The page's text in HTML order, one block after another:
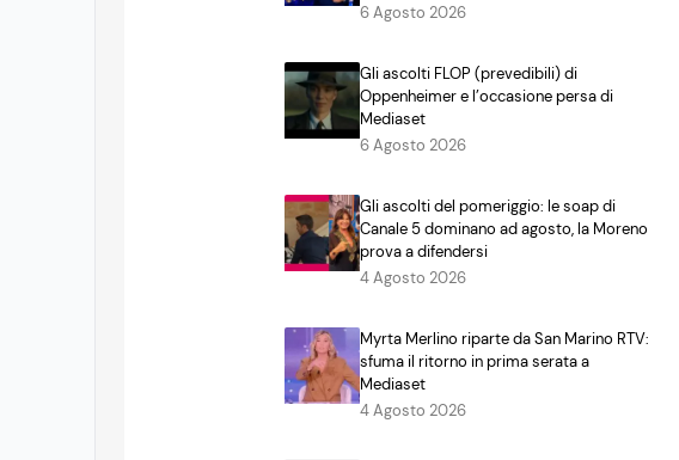
6 Agosto 2026
Gli ascolti FLOP (prevedibili) di
Oppenheimer e l’occasione persa di
Mediaset
6 Agosto 2026
Gli ascolti del pomeriggio: le soap di
Canale 5 dominano ad agosto, la Moreno
prova a difendersi
4 Agosto 2026
Myrta Merlino riparte da San Marino RTV:
sfuma il ritorno in prima serata a
Mediaset
4 Agosto 2026